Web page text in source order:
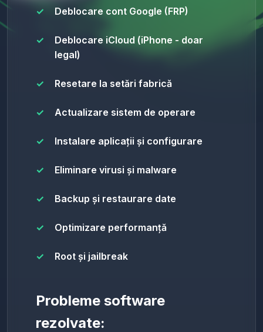
Deblocare cont Google (FRP)
Deblocare iCloud (iPhone - doar
legal)
Resetare la setări fabrică
Actualizare sistem de operare
Instalare aplicații și configurare
Eliminare virusi și malware
Backup și restaurare date
Optimizare performanță
Root și jailbreak
Probleme software
rezolvate: